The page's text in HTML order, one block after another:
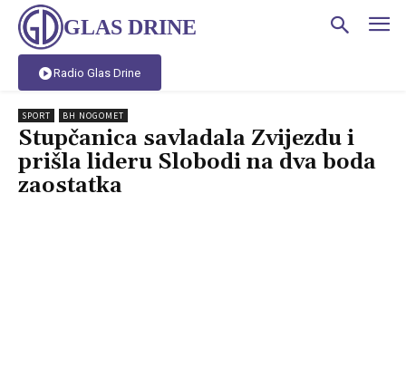
GLAS DRINE
Radio Glas Drine
SPORT BH NOGOMET
Stupčanica savladala Zvijezdu i
prišla lideru Slobodi na dva boda
zaostatka